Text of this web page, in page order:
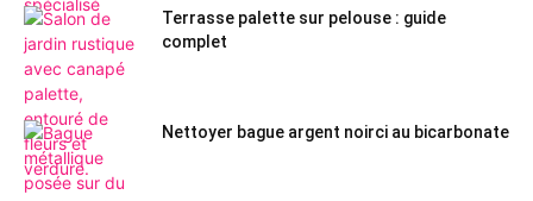
Terrasse palette sur pelouse : guide
complet
Nettoyer bague argent noirci au bicarbonate